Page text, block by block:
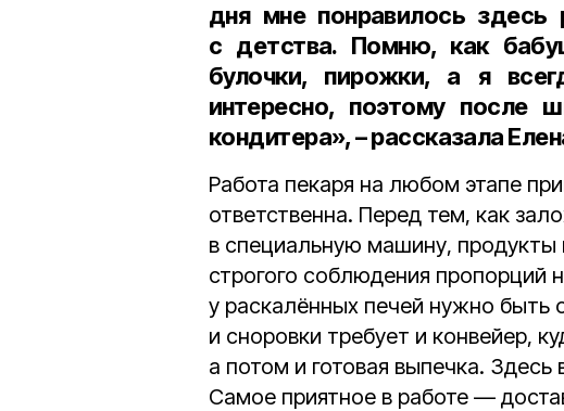
дня мне понравилось здесь
с детства. Помню, как
булочки, пирожки, а я
интересно, поэтому после
кондитера», – рассказала
Работа пекаря на любом этапе
ответственна. Перед тем, как
в специальную машину,
строгого соблюдения пропорций
у раскалённых печей нужно быть
и сноровки требует и конвейер,
а потом и готовая выпечка.
Самое приятное в работе —